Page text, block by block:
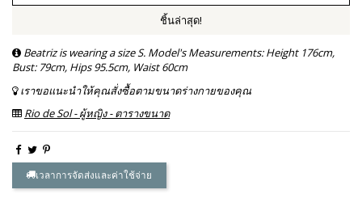
ชิ้นล่าสุด!
Beatriz is wearing a size S. Model's Measurements: Height 176cm,
Bust: 79cm, Hips 95.5cm, Waist 60cm
เราขอแนะนำให้คุณสั่งซื้อตามขนาดร่างกายของคุณ
Rio de Sol - ผู้หญิง - ตารางขนาด
เวลาการจัดส่งและค่าใช้จ่าย